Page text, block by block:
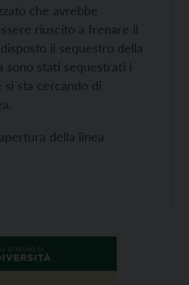
che avrebbe
riuscito a frenare il
il sequestro della
sono stati sequestrati i
si sta cercando di
della linea